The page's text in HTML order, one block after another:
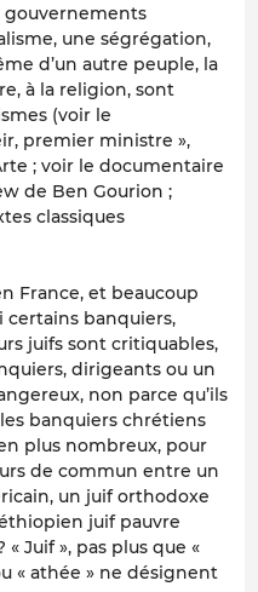
gouvernements
une ségrégation,
d’un autre peuple, la
à la religion, sont
(voir le
premier ministre »,
; voir le documentaire
de Ben Gourion ;
classiques
France, et beaucoup
banquiers,
juifs sont critiquables,
dirigeants ou un
non parce qu’ils
banquiers chrétiens
plus nombreux, pour
de commun entre un
un juif orthodoxe
juif pauvre
Juif », pas plus que «
« athée » ne désignent